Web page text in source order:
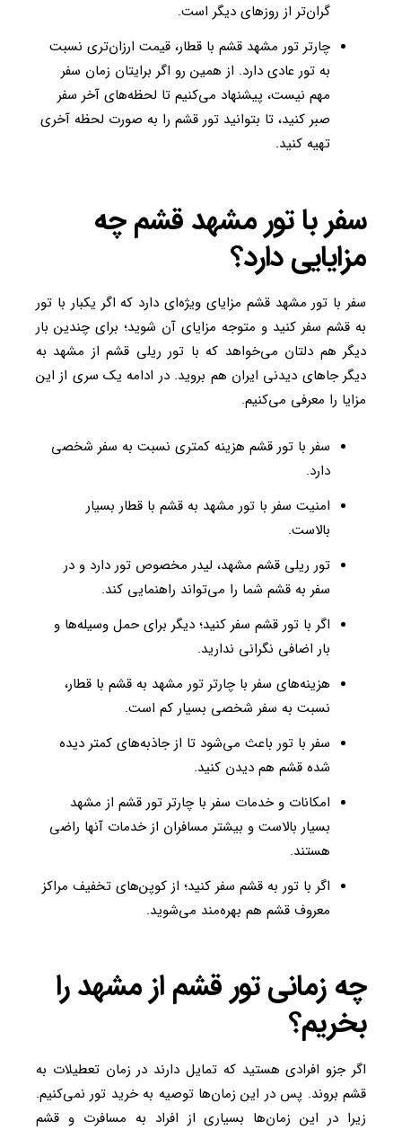
گران‌تر از روزهای دیگر است.
چارتر تور مشهد قشم با قطار، قیمت ارزان‌تری نسبت
به تور عادی دارد. از همین رو اگر برایتان زمان سفر
مهم نیست، پیشنهاد می‌کنیم تا لحظه‌های آخر سفر
صبر کنید، تا بتوانید تور قشم را به صورت لحظه آخری
تهیه کنید.
سفر با تور مشهد قشم چه
مزایایی دارد؟
سفر با تور مشهد قشم مزایای ویژه‌ای دارد که اگر یکبار با تور
به قشم سفر کنید و متوجه مزایای آن شوید؛ برای چندین بار
دیگر هم دلتان می‌خواهد که با تور ریلی قشم از مشهد به
دیگر جاهای دیدنی ایران هم بروید. در ادامه یک سری از این
مزایا را معرفی می‌کنیم.
سفر با تور قشم هزینه کمتری نسبت به سفر شخصی
دارد.
امنیت سفر با تور مشهد به قشم با قطار بسیار
بالاست.
تور ریلی قشم مشهد، لیدر مخصوص تور دارد و در
سفر به قشم شما را می‌تواند راهنمایی کند.
اگر با تور قشم سفر کنید؛ دیگر برای حمل وسیله‌ها و
بار اضافی نگرانی ندارید.
هزینه‌های سفر با چارتر تور مشهد به قشم با قطار،
نسبت به سفر شخصی بسیار کم است.
سفر با تور باعث می‌شود تا از جاذبه‌های کمتر دیده
شده قشم هم دیدن کنید.
امکانات و خدمات سفر با چارتر تور قشم از مشهد
بسیار بالاست و بیشتر مسافران از خدمات آنها راضی
هستند.
اگر با تور به قشم سفر کنید؛ از کوپن‌های تخفیف مراکز
معروف قشم هم بهره‌مند می‌شوید.
چه زمانی تور قشم از مشهد را
بخریم؟
اگر جزو افرادی هستید که تمایل دارند در زمان تعطیلات به
قشم بروند. پس در این زمان‌ها توصیه به خرید تور نمی‌کنیم.
زیرا در این زمان‌ها بسیاری از افراد به مسافرت و قشم